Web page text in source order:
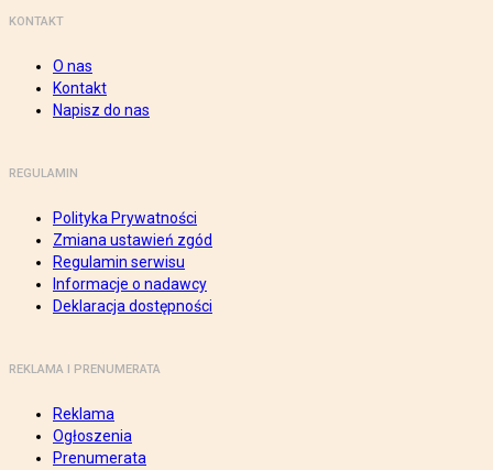
KONTAKT
O nas
Kontakt
Napisz do nas
REGULAMIN
Polityka Prywatności
Zmiana ustawień zgód
Regulamin serwisu
Informacje o nadawcy
Deklaracja dostępności
REKLAMA I PRENUMERATA
Reklama
Ogłoszenia
Prenumerata